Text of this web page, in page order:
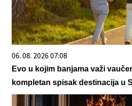
06. 08. 2026 07:08
Evo u kojim banjama važi
kompletan spisak destinacija u